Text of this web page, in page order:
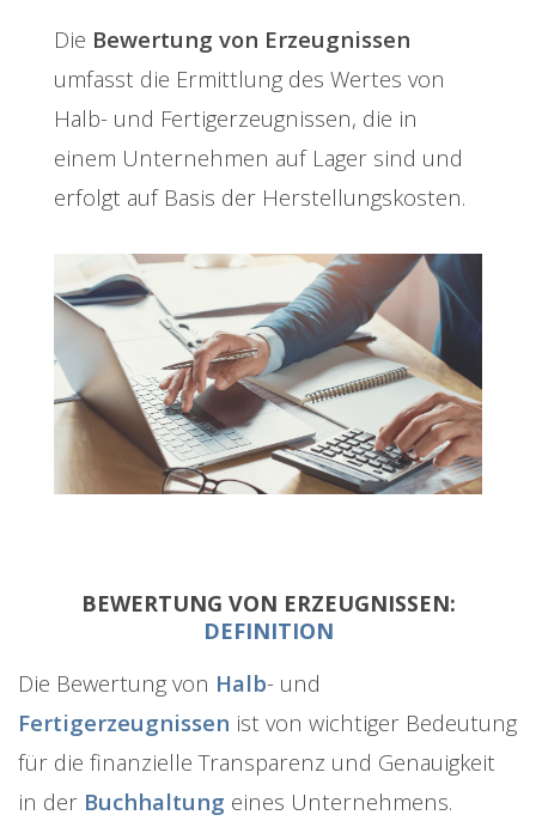
Die Bewertung von Erzeugnissen
umfasst die Ermittlung des Wertes von
Halb- und Fertigerzeugnissen, die in
einem Unternehmen auf Lager sind und
erfolgt auf Basis der Herstellungskosten.
BEWERTUNG VON ERZEUGNISSEN:
DEFINITION
Die Bewertung von Halb- und
Fertigerzeugnissen ist von wichtiger Bedeutung
für die finanzielle Transparenz und Genauigkeit
in der Buchhaltung eines Unternehmens.